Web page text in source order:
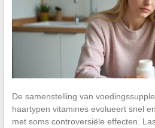
De samenstelling van
haartypen vitamines evolueert snel
met soms controversiële effecten.